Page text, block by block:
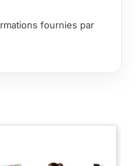
fournies par